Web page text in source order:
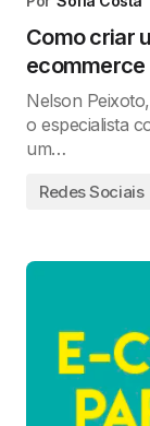
Como criar
Nelson
o especialista
um…
Redes Sociais